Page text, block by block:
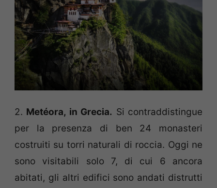
2. Metéora, in Grecia. Si contraddistingue
per la presenza di ben 24 monasteri
costruiti su torri naturali di roccia. Oggi ne
sono visitabili solo 7, di cui 6 ancora
abitati, gli altri edifici sono andati distrutti